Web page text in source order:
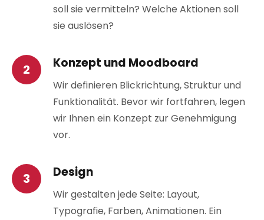
soll sie vermitteln? Welche Aktionen soll
sie auslösen?
Konzept und Moodboard
Wir definieren Blickrichtung, Struktur und
Funktionalität. Bevor wir fortfahren, legen
wir Ihnen ein Konzept zur Genehmigung
vor.
Design
Wir gestalten jede Seite: Layout,
Typografie, Farben, Animationen. Ein